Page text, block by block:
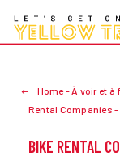
Home-À voir et à
Rental Companies -
BIKE RENTAL